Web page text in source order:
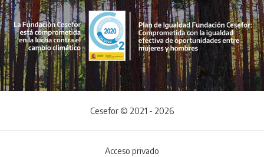
Cesefor © 2021 - 2026
Acceso privado